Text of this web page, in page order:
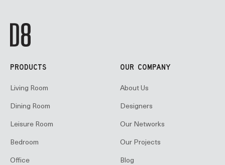
PRODUCTS
Living Room
Dining Room
Leisure Room
Bedroom
Office
OUR COMPANY
About Us
Designers
Our Networks
Our Projects
Blog